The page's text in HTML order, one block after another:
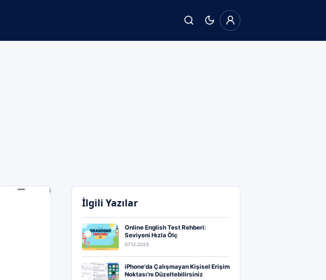
İlgili Yazılar
Online English Test Rehberi:
Seviyeni Hızla Ölç
07.12.2025
iPhone'da Çalışmayan Kişisel Erişim
Noktası'nı Düzeltebilirsiniz